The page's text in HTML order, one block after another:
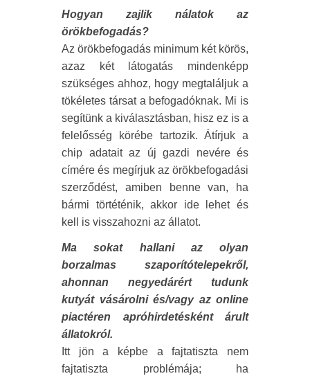
Hogyan zajlik nálatok az
örökbefogadás?
Az örökbefogadás minimum két körös,
azaz két látogatás mindenképp
szükséges ahhoz, hogy megtaláljuk a
tökéletes társat a befogadóknak. Mi is
segítünk a kiválasztásban, hisz ez is a
felelősség körébe tartozik. Átírjuk a
chip adatait az új gazdi nevére és
címére és megírjuk az örökbefogadási
szerződést, amiben benne van, ha
bármi törtéténik, akkor ide lehet és
kell is visszahozni az állatot.
Ma sokat hallani az olyan
borzalmas szaporítótelepekről,
ahonnan negyedárért tudunk
kutyát vásárolni és/vagy az online
piactéren apróhirdetésként árult
állatokról.
Itt jön a képbe a fajtatiszta nem
fajtatiszta problémája; ha